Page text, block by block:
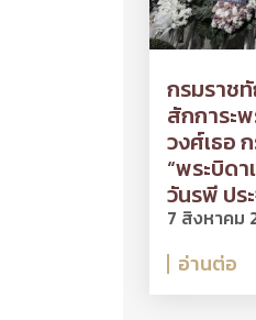
กรมราช
สักการะ
วงศ์เธอ
“พระบิด
วันรพี ปร
7 สิงหาคม
อ่านต่อ